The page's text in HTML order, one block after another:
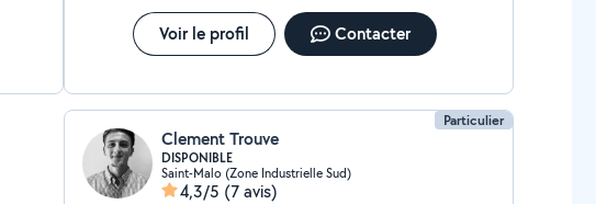
Voir le profil Contacter
Particulier
Clement Trouve
DISPONIBLE
Saint-Malo (Zone Industrielle Sud)
4,3/5 (7 avis)